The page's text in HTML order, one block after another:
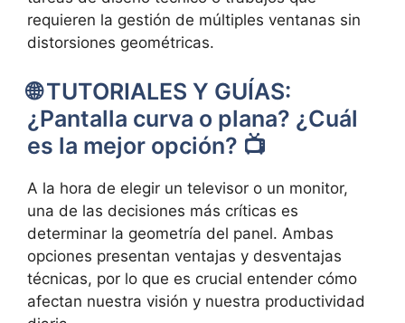
requieren la gestión de múltiples ventanas sin
distorsiones geométricas.
🌐 TUTORIALES Y GUÍAS:
¿Pantalla curva o plana? ¿Cuál
es la mejor opción? 📺
A la hora de elegir un televisor o un monitor,
una de las decisiones más críticas es
determinar la geometría del panel. Ambas
opciones presentan ventajas y desventajas
técnicas, por lo que es crucial entender cómo
afectan nuestra visión y nuestra productividad